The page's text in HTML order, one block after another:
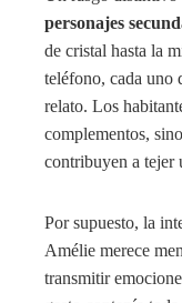
personajes
de cristal hasta la
teléfono, cada uno
relato. Los
complementos,
contribuyen a tejer
Por supuesto, la
Amélie merece
transmitir